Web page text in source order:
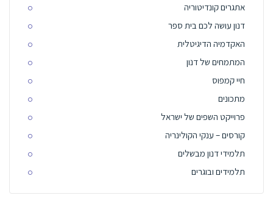
אתגרים קונדיטוריה
דנון עושה לכם בית ספר
האקדמיה הדיגיטלית
המתמחים של דנון
חיי קמפוס
מתכונים
פרוייקט השפים של ישראל
קורסים – ענקי הקולינריה
תלמידי דנון מבשלים
תלמידים ובוגרים